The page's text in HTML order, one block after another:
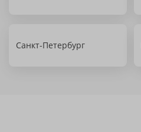
Санкт-Петербург